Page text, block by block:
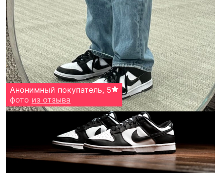
Анонимный покупатель, 5
фото из отзыва